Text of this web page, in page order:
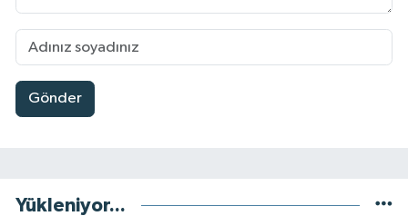
Gönder
Yükleniyor...